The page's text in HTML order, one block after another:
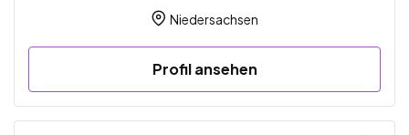
Niedersachsen
Profil ansehen